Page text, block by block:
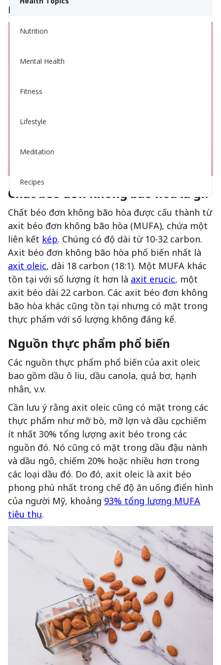
Nutrition
Mental Health
Fitness
Lifestyle
Meditation
Recipes
hưởng đến sức khỏe.
Chất béo đơn không bão hòa là gì?
Chất béo đơn không bão hòa được cấu thành từ
axit béo đơn không bão hòa (MUFA), chứa một
liên kết kép. Chúng có độ dài từ 10-32 carbon.
Axit béo đơn không bão hòa phổ biến nhất là
axit oleic, dài 18 carbon (18:1). Một MUFA khác
tồn tại với số lượng ít hơn là axit erucic, một
axit béo dài 22 carbon. Các axit béo đơn không
bão hòa khác cũng tồn tại nhưng có mặt trong
thực phẩm với số lượng không đáng kể.
Nguồn thực phẩm phổ biến
Các nguồn thực phẩm phổ biến của axit oleic
bao gồm dầu ô liu, dầu canola, quả bơ, hạnh
nhân, v.v.
Cần lưu ý rằng axit oleic cũng có mặt trong các
thực phẩm như mỡ bò, mỡ lợn và dầu cọ, chiếm
ít nhất 30% tổng lượng axit béo trong các
nguồn đó. Nó cũng có mặt trong dầu đậu nành
và dầu ngô, chiếm 20% hoặc nhiều hơn trong
các loại dầu đó. Do đó, axit oleic là axit béo
phong phú nhất trong chế độ ăn uống điển hình
của người Mỹ, khoảng 93% tổng lượng MUFA
tiêu thụ.